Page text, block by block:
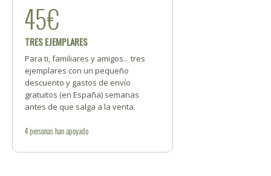
45€
TRES EJEMPLARES
Para ti, familiares y amigos... tres
ejemplares con un pequeño
descuento y gastos de envío
gratuitos (en España) semanas
antes de que salga a la venta.
4personashan apoyado